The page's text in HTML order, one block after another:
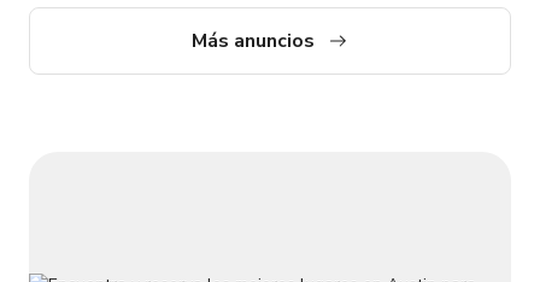
Más anuncios